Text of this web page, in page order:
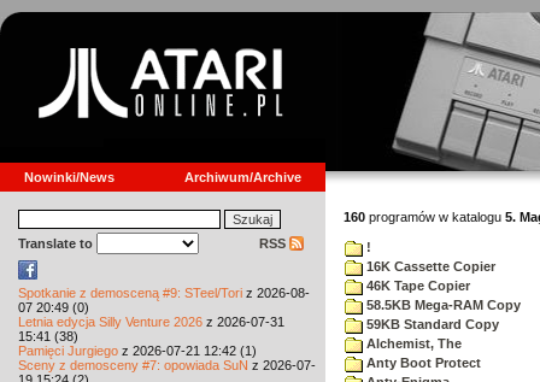
Nowinki/News Archiwum/Archive
Translate to RSS
Spotkanie z demosceną #9: STeel/Tori z 2026-08-
07 20:49 (0)
Letnia edycja Silly Venture 2026 z 2026-07-31
15:41 (38)
Pamięci Jurgiego z 2026-07-21 12:42 (1)
Sceny z demosceny #7: opowiada SuN z 2026-07-
160 programów w katalogu 5.
!
16K Cassette Copier
46K Tape Copier
58.5KB Mega-RAM Copy
59KB Standard Copy
Alchemist, The
Anty Boot Protect